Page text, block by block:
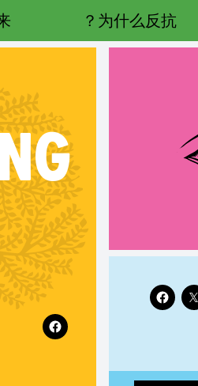
为什么反抗？
on
RELATED
Follow XR